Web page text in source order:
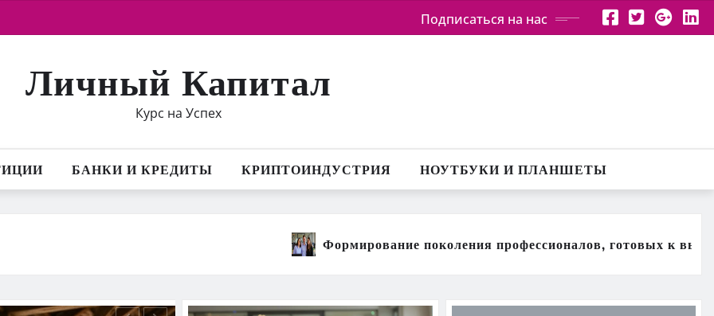
Подписаться на нас
Личный Капитал
Курс на Успех
БАНКИ И КРЕДИТЫ КРИПТОИНДУСТРИЯ НОУТБУКИ И ПЛАНШЕТЫ
Формирование поколения профессионалов, готовых к вызовам настоящего